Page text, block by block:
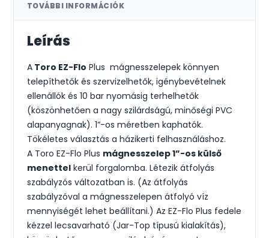
TOVÁBBI INFORMÁCIÓK
Leírás
A Toro EZ-Flo Plus mágnesszelepek könnyen
telepíthetők és szervizelhetők, igénybevételnek
ellenállók és 10 bar nyomásig terhelhetők
(köszönhetően a nagy szilárdságú, minőségi PVC
alapanyagnak). 1”-os méretben kaphatók.
Tökéletes választás a házikerti felhasználáshoz.
A Toro EZ-Flo Plus mágnesszelep 1”-os külső
menettel kerül forgalomba. Létezik átfolyás
szabályzós változatban is. (Az átfolyás
szabályzóval a mágnesszelepen átfolyó víz
mennyiségét lehet beállítani.) Az EZ-Flo Plus fedele
kézzel lecsavarható (Jar-Top típusú kialakítás),